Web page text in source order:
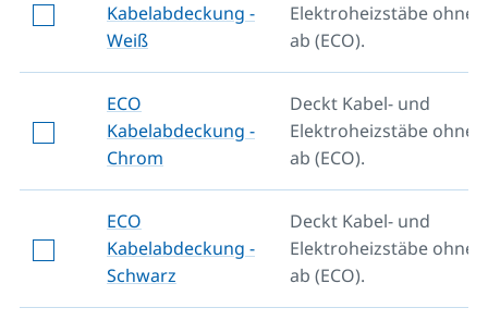
Kabelabdeckung -
Weiß
Elektroheizstäbe ohne
ab (ECO).
ECO
Kabelabdeckung -
Chrom
Deckt Kabel- und
Elektroheizstäbe ohne
ab (ECO).
ECO
Kabelabdeckung -
Schwarz
Deckt Kabel- und
Elektroheizstäbe ohne
ab (ECO).